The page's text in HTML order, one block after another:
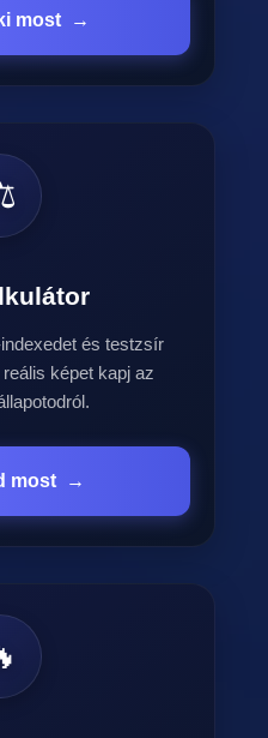
most →
és testzsír
képet kapj az
most →